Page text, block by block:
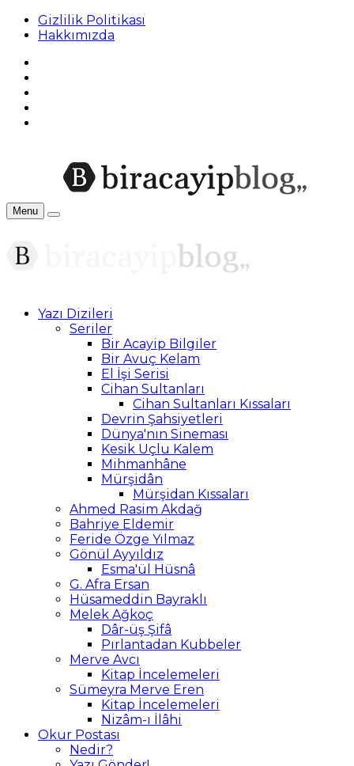
Gizlilik Politikası
Hakkımızda
Menu
Yazı Dizileri
Seriler
Bir Acayip Bilgiler
Bir Avuç Kelam
El İşi Serisi
Cihan Sultanları
Cihan Sultanları Kıssaları
Devrin Şahsiyetleri
Dünya'nın Sineması
Kesik Uçlu Kalem
Mihmanhâne
Mürşidân
Mürşidan Kıssaları
Ahmed Rasim Akdağ
Bahriye Eldemir
Feride Özge Yılmaz
Gönül Ayyıldız
Esma'ül Hüsnâ
G. Afra Ersan
Hüsameddin Bayraklı
Melek Ağkoç
Dâr-üş Şifâ
Pırlantadan Kubbeler
Merve Avcı
Kitap İncelemeleri
Sümeyra Merve Eren
Kitap İncelemeleri
Nizâm-ı İlâhi
Okur Postası
Nedir?